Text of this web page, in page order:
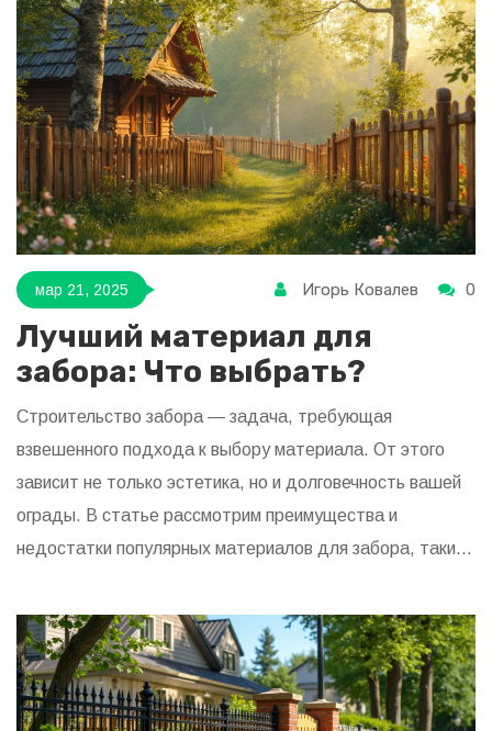
ещё будет несколько фишек от тех, кто строит заборы
не первый год.
мар 21, 2025 Игорь Ковалев 0
Лучший материал для
забора: Что выбрать?
Строительство забора — задача, требующая
взвешенного подхода к выбору материала. От этого
зависит не только эстетика, но и долговечность вашей
ограды. В статье рассмотрим преимущества и
недостатки популярных материалов для забора, таких
лучше подойдет для вашего участка и какие инновации
появились на рынке. Прочтите, чтобы сделать
обдуманный выбор.